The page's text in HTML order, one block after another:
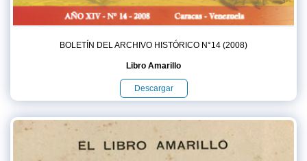
BOLETÍN DEL ARCHIVO HISTÓRICO N°14 (2008)
Libro Amarillo
Descargar